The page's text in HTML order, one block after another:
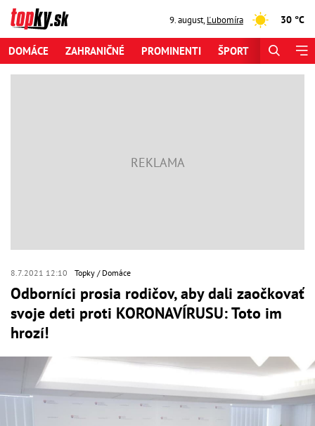
9. august,Ľubomíra 30 °C
DOMÁCE ZAHRANIČNÉ PROMINENTI ŠPORT
8.7.2021 12:10 Topky Domáce
Odborníci prosia rodičov, aby dali zaočkovať
svoje deti proti KORONAVÍRUSU: Toto im
hrozí!